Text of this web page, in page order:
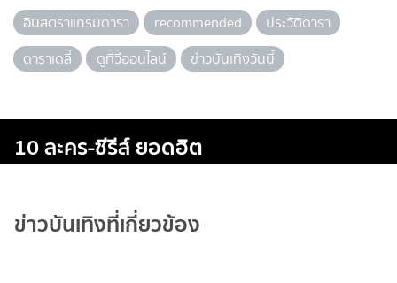
อินสตราแกรมดารา
recommended
ประวัติดารา
ดาราเดลี่
ดูทีวีออนไลน์ ข่าวบันเทิงวันนี้
10 ละคร-ซีรีส์ ยอดฮิต
ข่าวบันเทิงที่เกี่ยวข้อง